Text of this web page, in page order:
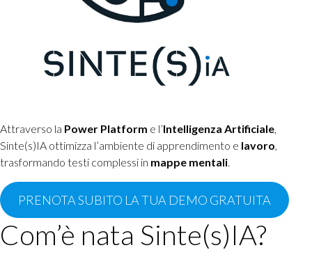
Attraverso la Power Platform e l’Intelligenza Artificiale
Sinte(s)IA ottimizza l’ambiente di apprendimento e lavoro
trasformando testi complessi in mappe mentali
PRENOTA SUBITO LA TUA DEMO GRATUITA
Com’è nata Sinte(s)IA?